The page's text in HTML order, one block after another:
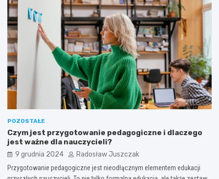
POZOSTAŁE
Czym jest przygotowanie pedagogiczne i dlaczego
jest ważne dla nauczycieli?
9 grudnia 2024 Radosław Juszczak
Przygotowanie pedagogiczne jest nieodłącznym elementem edukacji